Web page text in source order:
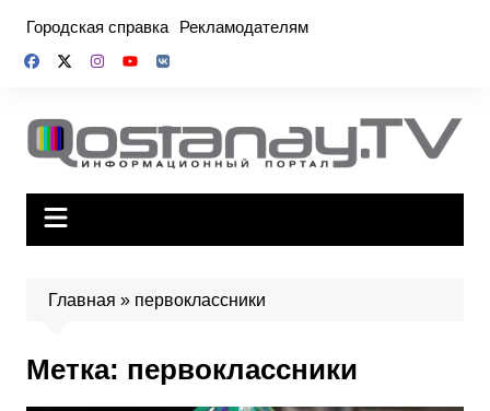
содержимому
Городская справка Рекламодателям
Главная » первоклассники
Метка: первоклассники